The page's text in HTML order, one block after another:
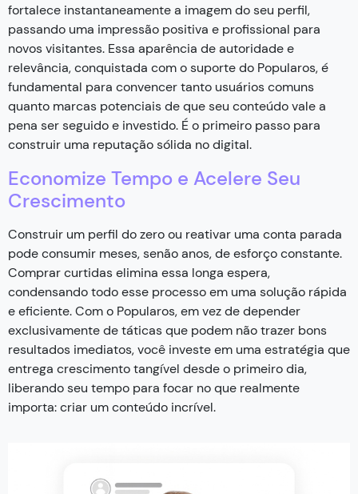
fortalece instantaneamente a imagem do seu perfil,
passando uma impressão positiva e profissional para
novos visitantes. Essa aparência de autoridade e
relevância, conquistada com o suporte do Popularos, é
fundamental para convencer tanto usuários comuns
quanto marcas potenciais de que seu conteúdo vale a
pena ser seguido e investido. É o primeiro passo para
construir uma reputação sólida no digital.
Economize Tempo e Acelere Seu
Crescimento
Construir um perfil do zero ou reativar uma conta parada
pode consumir meses, senão anos, de esforço constante.
Comprar curtidas elimina essa longa espera,
condensando todo esse processo em uma solução rápida
e eficiente. Com o Popularos, em vez de depender
exclusivamente de táticas que podem não trazer bons
resultados imediatos, você investe em uma estratégia que
entrega crescimento tangível desde o primeiro dia,
liberando seu tempo para focar no que realmente
importa: criar um conteúdo incrível.